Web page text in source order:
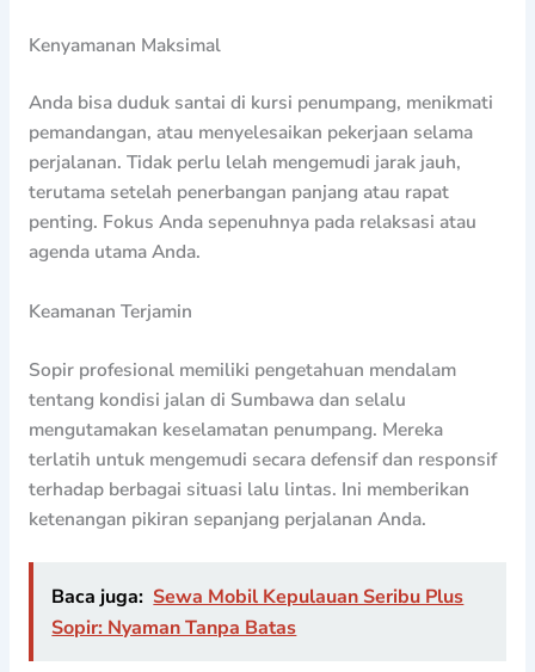
Kenyamanan Maksimal
Anda bisa duduk santai di kursi penumpang, menikmati
pemandangan, atau menyelesaikan pekerjaan selama
perjalanan. Tidak perlu lelah mengemudi jarak jauh,
terutama setelah penerbangan panjang atau rapat
penting. Fokus Anda sepenuhnya pada relaksasi atau
agenda utama Anda.
Keamanan Terjamin
Sopir profesional memiliki pengetahuan mendalam
tentang kondisi jalan di Sumbawa dan selalu
mengutamakan keselamatan penumpang. Mereka
terlatih untuk mengemudi secara defensif dan responsif
terhadap berbagai situasi lalu lintas. Ini memberikan
ketenangan pikiran sepanjang perjalanan Anda.
Baca juga: Sewa Mobil Kepulauan Seribu Plus
Sopir: Nyaman Tanpa Batas